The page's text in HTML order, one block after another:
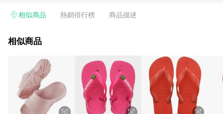
電玩/遊戲/相機/單眼/鏡頭/拍立得 [2024/6/1起適用] -內接硬
的購回饋活動享Yahoo超贈點回饋者 - 購物中心商店之商品：商
3. 訂單回饋金額將扣除運費/購物金/超贈點/福利金/紅利折抵/折
價券等虛擬貨幣折抵 4. 大宗採購或批發轉賣不具回饋資格： 如
有相關事證認定您為大宗採購、批發轉賣而非最終消費使用者，
相關認定以Yahoo購物中心之認定為準
相似商品 熱銷排行榜 商品描述
相似商品